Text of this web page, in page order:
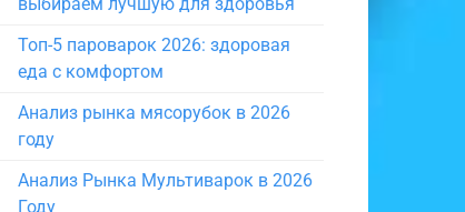
Топ-5 пароварок 2026: здоровая
еда с комфортом
Анализ рынка мясорубок в 2026
году
Анализ Рынка Мультиварок в 2026
Году